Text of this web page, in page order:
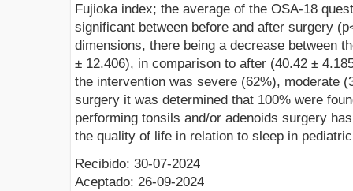
Fujioka index; the average of the OSA-18
significant between before and after surgery
dimensions, there being a decrease between
± 12.406), in comparison to after (40.42 ±
the intervention was severe (62%), moderate
surgery it was determined that 100% were
performing tonsils and/or adenoids surgery
the quality of life in relation to sleep in
Recibido: 30-07-2024
Aceptado: 26-09-2024